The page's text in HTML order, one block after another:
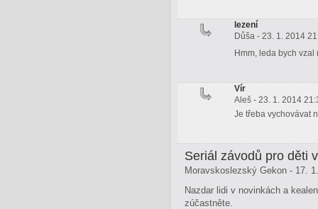
lezení
Důša - 23. 1. 2014
Hmm, leda bych
Vír
Aleš - 23. 1. 2014
Je třeba vychovávat
Seriál závodů pro děti
Moravskoslezský Gekon - 17.
Nazdar lidi v novinkách a
zúčastněte.